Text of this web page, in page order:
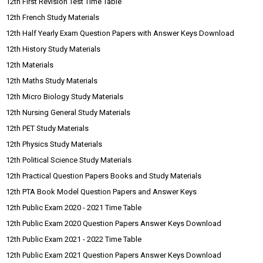
12th French Study Materials
12th Half Yearly Exam Question Papers with Answer Keys Download
12th History Study Materials
12th Materials
12th Maths Study Materials
12th Micro Biology Study Materials
12th Nursing General Study Materials
12th PET Study Materials
12th Physics Study Materials
12th Political Science Study Materials
12th Practical Question Papers Books and Study Materials
12th PTA Book Model Question Papers and Answer Keys
12th Public Exam 2020 - 2021 Time Table
12th Public Exam 2020 Question Papers Answer Keys Download
12th Public Exam 2021 - 2022 Time Table
12th Public Exam 2021 Question Papers Answer Keys Download